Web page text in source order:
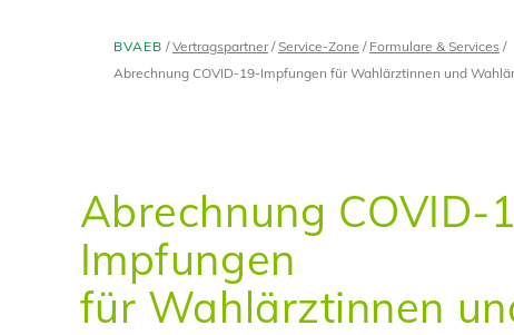
BVAEB Vertragspartner Service-Zone
Formulare & Services
Abrechnung COVID-19-Impfungen für Wahlärztinnen und
Abrechnung COVID-
Impfungen
für Wahlärztinnen